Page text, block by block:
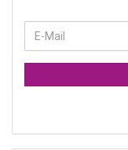
ZUR
E-
Mail